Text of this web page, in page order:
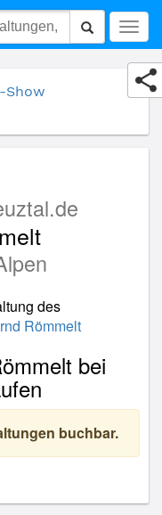
Show
des
Römmelt
bei
buchbar.